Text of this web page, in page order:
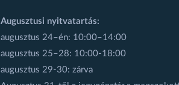
Augusztusi nyitvatartás:
augusztus 24–én: 10:00–14:00
augusztus 25–28: 10:00-18:00
augusztus 29-30: zárva